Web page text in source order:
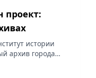
проект:
истории
архив города